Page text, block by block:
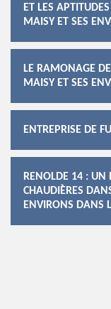
ET LES
MAISY ET SES
LE RAMONAGE
MAISY ET SES
ENTREPRISE DE
RENOLDE 14 : UN
CHAUDIÈRES
ENVIRONS DANS